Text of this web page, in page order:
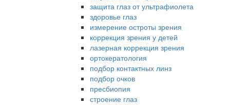
защита глаз от ультрафиолета
здоровье глаз
измерение остроты зрения
коррекция зрения у детей
лазерная коррекция зрения
ортокератология
подбор контактных линз
подбор очков
пресбиопия
строение глаз